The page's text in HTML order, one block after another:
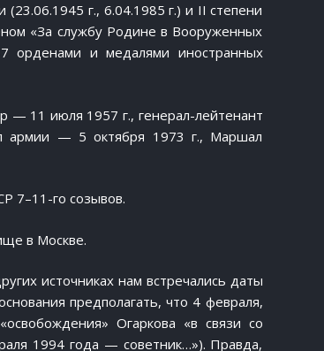
г., 6.04.1985 г.) и II степени
«За службу Родине в Вооруженных
орденами и медалями иностранных
— 11 июля 1957 г., генерал-лейтенант
армии — 5 октября 1973 г., Маршал
7–11-го созывов.
в Москве.
источниках нам встречались даты
предполагать, что 4 февраля,
Огаркова «в связи со
1994 года — советник…»). Правда,